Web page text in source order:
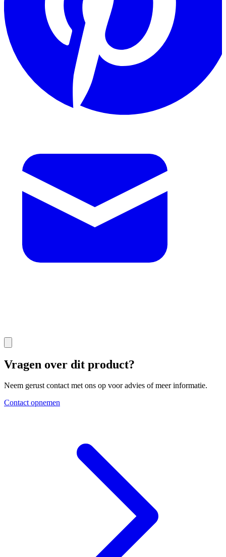
Vragen over dit product?
Neem gerust contact met ons op voor advies of meer informatie.
Contact opnemen